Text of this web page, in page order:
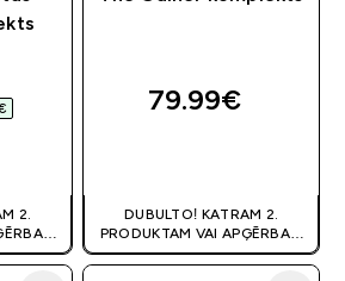
price
2.
79.99€‎
DUBULTO! KATRAM 2.
PRODUKTAM VAI APĢĒRBAM
80% OFF! | KUPONS:
DIVKARSS